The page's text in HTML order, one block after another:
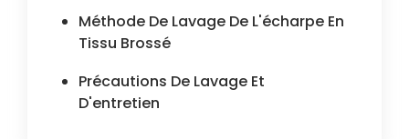
Méthode De Lavage De L'écharpe En
Tissu Brossé
Précautions De Lavage Et
D'entretien